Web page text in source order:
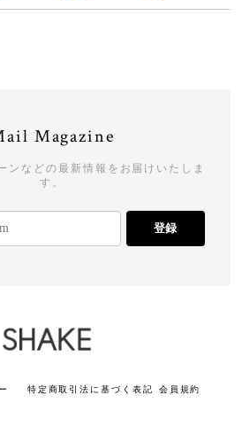
Magazine
ンなどの最新情報をお届けいたしま
す。
登録
特定商取引法に基づく表記 会員規約